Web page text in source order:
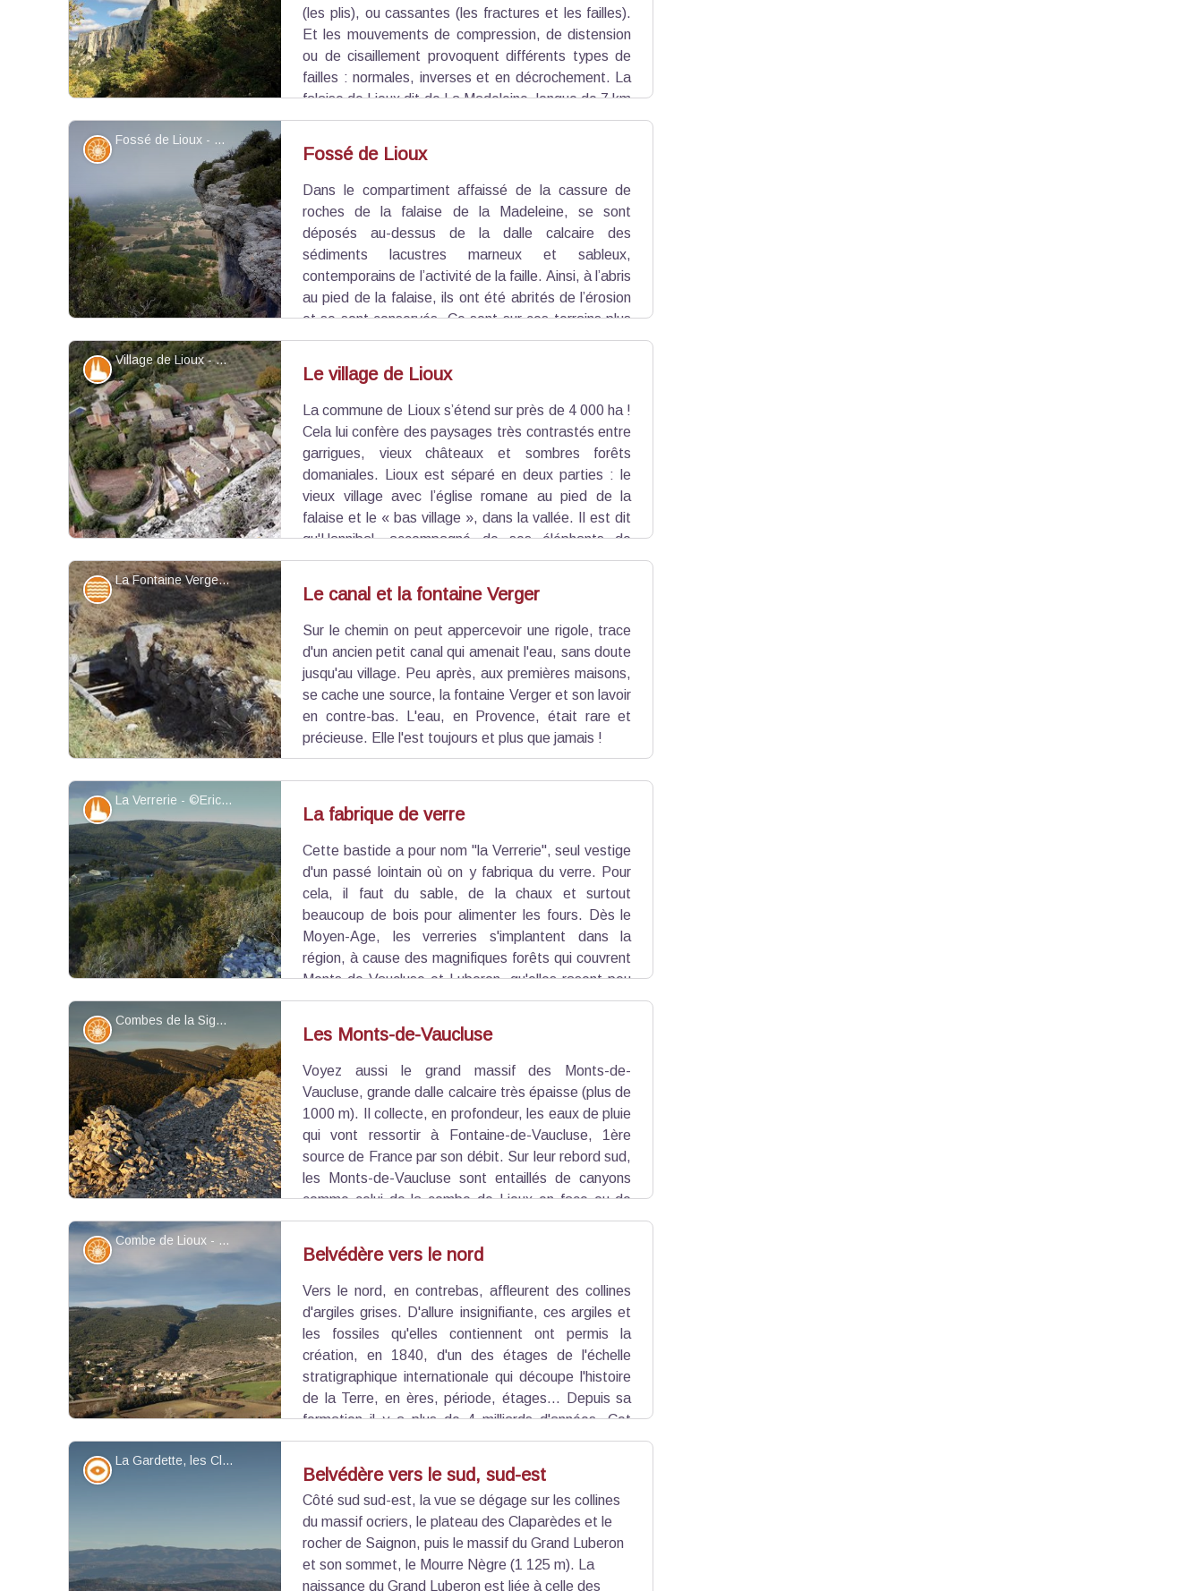
animé et piloté par le PNR Luberon.
Voir l'image en plein écran
(les plis), ou cassantes (les fractures et les failles).
Et les mouvements de compression, de distension
ou de cisaillement provoquent différents types de
failles : normales, inverses et en décrochement. La
falaise de Lioux dit de La Madeleine, longue de 7 km
et d’une hauteur de 80 m, souligne la présence d’un magnifique escarpement de faille
normale, orientée NE-SW, avec un déplacement relatif d’un bloc calcaire massif par
rapport à l’autre (entre -40 et -25 millions d’années). C’est le plan de faille de la
Fossé de Lioux - ©Eric Garnier - PNR Luberon
Voir l'image en plein écran
Géologie Fossé de Lioux
Dans le compartiment affaissé de la cassure de
roches de la falaise de la Madeleine, se sont
déposés au-dessus de la dalle calcaire des
sédiments lacustres marneux et sableux,
contemporains de l’activité de la faille. Ainsi, à l’abris
au pied de la falaise, ils ont été abrités de l’érosion
et se sont conservés. Ce sont sur ces terrains plus
tendres et plus propices que se sont ensuite édifiés le village, les hameaux de la
Combe, du Château et du Parrotier. Ce sont aussi les zones cultivées. C'est le fossé
de Lioux !
Village de Lioux - ©Eric Garnier - PNR Luberon
Voir l'image en plein écran
Patrimoine et histoire Le village de Lioux
La commune de Lioux s’étend sur près de 4 000 ha !
Cela lui confère des paysages très contrastés entre
garrigues, vieux châteaux et sombres forêts
domaniales. Lioux est séparé en deux parties : le
vieux village avec l’église romane au pied de la
falaise et le « bas village », dans la vallée. Il est dit
qu'Hannibal, accompagné de ses éléphants de
guerre, traversa Lioux avant de gagner la route des Alpes. Cela explique la présence
d'un éléphant sur les armoiries de la commune.
La Fontaine Verger - ©Christine Balme - PNR Luberon
Voir l'image en plein écran
Eaux et rivières Le canal et la fontaine Verger
Sur le chemin on peut appercevoir une rigole, trace
d'un ancien petit canal qui amenait l'eau, sans doute
jusqu'au village. Peu après, aux premières maisons,
se cache une source, la fontaine Verger et son lavoir
en contre-bas. L'eau, en Provence, était rare et
précieuse. Elle l'est toujours et plus que jamais !
La Verrerie - ©Eric Garnier - PNR Luberon
Voir l'image en plein écran
Patrimoine et histoire La fabrique de verre
Cette bastide a pour nom "la Verrerie", seul vestige
d'un passé lointain où on y fabriqua du verre. Pour
cela, il faut du sable, de la chaux et surtout
beaucoup de bois pour alimenter les fours. Dès le
Moyen-Age, les verreries s'implantent dans la
région, à cause des magnifiques forêts qui couvrent
Monts-de-Vaucluse et Luberon, qu'elles rasent peu
à peu ! En 1701, le conseil de Simiane-La-Retonde supplie de "supprimer la verrerie
qui est le chancre de la forêt". La dernière verrerie du pays d'Apt fermera en 1889.
Combes de la Sigalière et rocher de l'Aigle au fond - ©Eric Garnier - PNR Luberon
Voir l'image en plein écran
Géologie Les Monts-de-Vaucluse
Voyez aussi le grand massif des Monts-de-
Vaucluse, grande dalle calcaire très épaisse (plus de
1000 m). Il collecte, en profondeur, les eaux de pluie
qui vont ressortir à Fontaine-de-Vaucluse, 1ère
source de France par son débit. Sur leur rebord sud,
les Monts-de-Vaucluse sont entaillés de canyons
comme celui de la combe de Lioux en face ou de
Vaumale , à l'ouest. Ces canyons permettent de raccorder la circulation des eaux du
plateau à celle du bassin d'Apt.
Combe de Lioux - ©Eric Garnier - PNR Luberon
Voir l'image en plein écran
Géologie Belvédère vers le nord
Vers le nord, en contrebas, affleurent des collines
d'argiles grises. D'allure insignifiante, ces argiles et
les fossiles qu'elles contiennent ont permis la
création, en 1840, d'un des étages de l'échelle
stratigraphique internationale qui découpe l'histoire
de la Terre, en ères, période, étages... Depuis sa
formation il y a plus de 4 milliards d'années. Cet
étage est l'Aptien, qui tire son nom d'Apt, bien sûr, entre -125 et -113 millions
d'années.
La Gardette, les Claparèdes et le Mourre Nègre - ©Eric Garnier - PNR Luberon
Point de vue - sommet Belvédère vers le sud, sud-est
Côté sud sud-est, la vue se dégage sur les collines
du massif ocriers, le plateau des Claparèdes et le
rocher de Saignon, puis le massif du Grand Luberon
et son sommet, le Mourre Nègre (1 125 m). La
naissance du Grand Luberon est liée à celle des